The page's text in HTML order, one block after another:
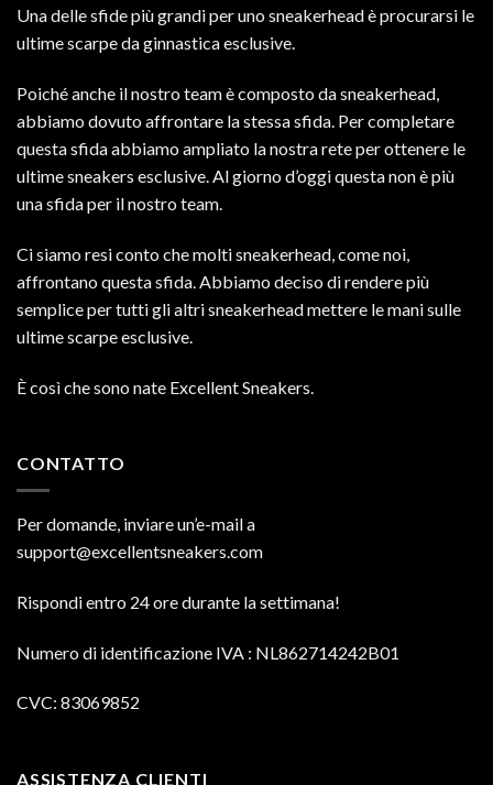
Una delle sfide più grandi per uno sneakerhead è procurarsi le
ultime scarpe da ginnastica esclusive.
Poiché anche il nostro team è composto da sneakerhead,
abbiamo dovuto affrontare la stessa sfida. Per completare
questa sfida abbiamo ampliato la nostra rete per ottenere le
ultime sneakers esclusive. Al giorno d’oggi questa non è più
una sfida per il nostro team.
Ci siamo resi conto che molti sneakerhead, come noi,
affrontano questa sfida. Abbiamo deciso di rendere più
semplice per tutti gli altri sneakerhead mettere le mani sulle
ultime scarpe esclusive.
È così che sono nate Excellent Sneakers.
CONTATTO
Per domande, inviare un’e-mail a
support@excellentsneakers.com
Rispondi entro 24 ore durante la settimana!
Numero di identificazione IVA : NL862714242B01
CVC: 83069852
ASSISTENZA CLIENTI